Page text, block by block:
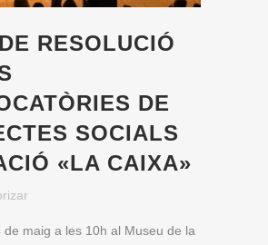
RESOLUCIÓ
DE
SOCIALS
«LA CAIXA»
de maig a les 10h al Museu de la